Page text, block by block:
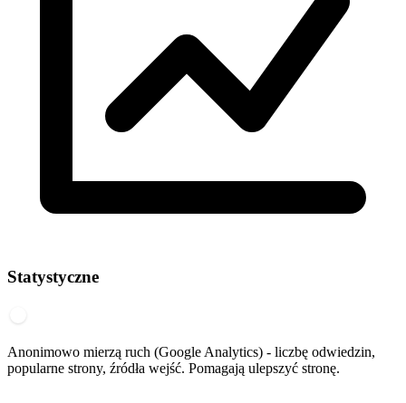
Statystyczne
Anonimowo mierzą ruch (Google Analytics) - liczbę odwiedzin,
popularne strony, źródła wejść. Pomagają ulepszyć stronę.